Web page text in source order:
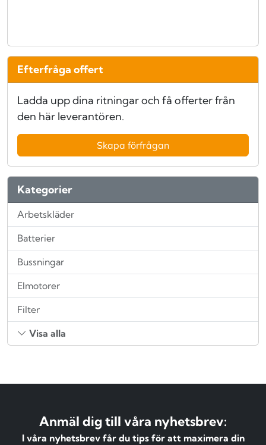
Efterfråga offert
Ladda upp dina ritningar och få offerter från
den här leverantören.
Skapa förfrågan
Kategorier
Arbetskläder
Batterier
Bussningar
Elmotorer
Filter
Visa alla
Anmäl dig till våra nyhetsbrev:
I våra nyhetsbrev får du tips för att maximera din